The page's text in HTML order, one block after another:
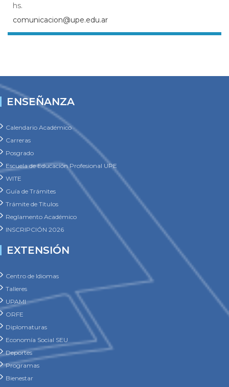
hs.
comunicacion@upe.edu.ar
ENSEÑANZA
Calendario Académico
Carreras
Posgrado
Escuela de Educación Profesional UPE
WITE
Guía de Trámites
Trámite de Títulos
Reglamento Académico
INSCRIPCIÓN 2026
EXTENSIÓN
Centro de Idiomas
Talleres
UPAMI
ORFE
Diplomaturas
Economía Social SEU
Deportes
Programas
Bienestar